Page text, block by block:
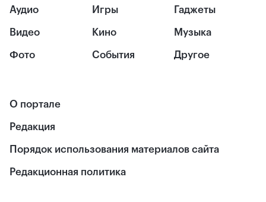
Аудио
Видео
Фото
Игры
Кино
События
Гаджеты
Музыка
Другое
О портале
Редакция
Порядок использования материалов сайта
Редакционная политика